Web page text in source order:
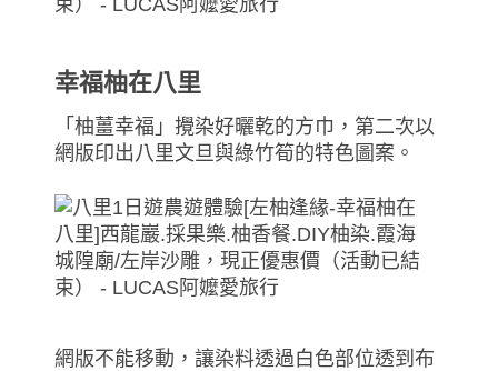
幸福柚在八里
「柚薑幸福」攪染好曬乾的方巾，第二次以
網版印出八里文旦與綠竹筍的特色圖案。
網版不能移動，讓染料透過白色部位透到布